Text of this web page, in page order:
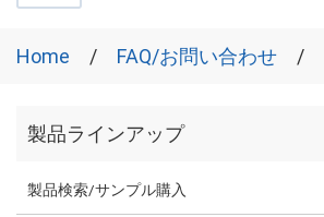
Home FAQ/お問い合わせ
製品ラインアップ
製品検索/サンプル購入